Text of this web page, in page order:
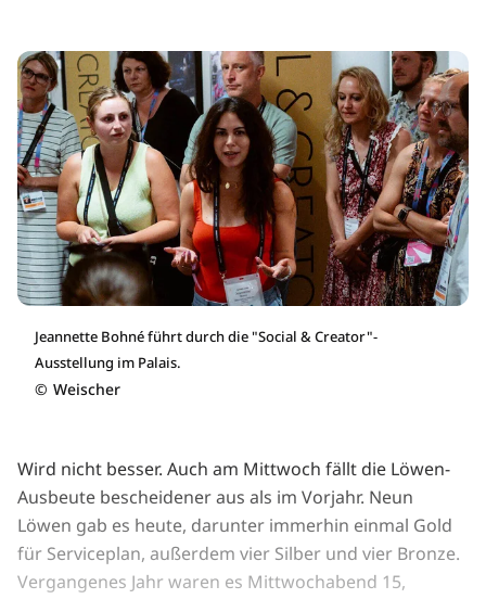
Jeannette Bohné führt durch die "Social & Creator"-
Ausstellung im Palais.
© Weischer
Wird nicht besser. Auch am Mittwoch fällt die Löwen-
Ausbeute bescheidener aus als im Vorjahr. Neun
Löwen gab es heute, darunter immerhin einmal Gold
für Serviceplan, außerdem vier Silber und vier Bronze.
Vergangenes Jahr waren es Mittwochabend 15,